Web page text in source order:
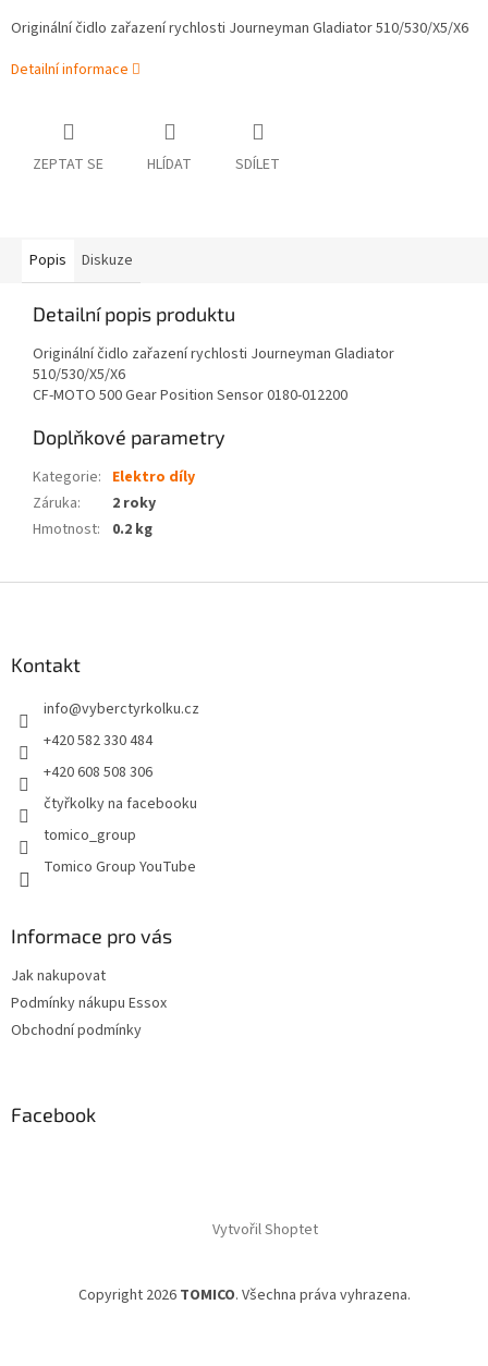
Originální čidlo zařazení rychlosti Journeyman Gladiator 510/530/X5/X6
Detailní informace
ZEPTAT SE HLÍDAT SDÍLET
Popis Diskuze
Detailní popis produktu
Originální čidlo zařazení rychlosti Journeyman Gladiator
510/530/X5/X6
CF-MOTO 500 Gear Position Sensor 0180-012200
Doplňkové parametry
Kategorie: Elektro díly
Záruka:
2 roky
Hmotnost: 0.2 kg
Kontakt
info@vyberctyrkolku.cz
+420 582 330 484
+420 608 508 306
čtyřkolky na facebooku
tomico_group
Tomico Group YouTube
Informace pro vás
Jak nakupovat
Podmínky nákupu Essox
Obchodní podmínky
Facebook
Vytvořil Shoptet
Copyright 2026 TOMICO. Všechna práva vyhrazena.